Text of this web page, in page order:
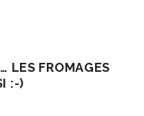
LES FROMAGES
:-)